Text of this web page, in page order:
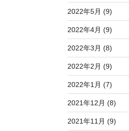
2022年5月 (9)
2022年4月 (9)
2022年3月 (8)
2022年2月 (9)
2022年1月 (7)
2021年12月 (8)
2021年11月 (9)